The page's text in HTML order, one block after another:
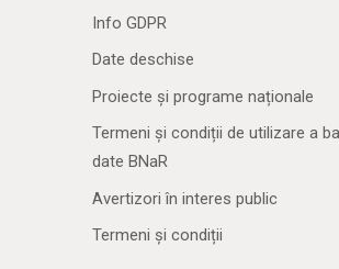
Info GDPR
Date deschise
Proiecte și programe naționale
Termeni și condiții de utilizare a
date BNaR
Avertizori în interes public
Termeni și condiții